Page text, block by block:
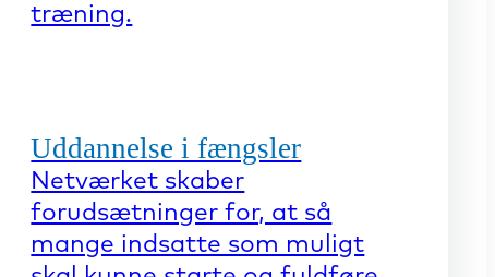
træning.
Uddannelse i fængsler
Netværket skaber
forudsætninger for, at så
mange indsatte som muligt